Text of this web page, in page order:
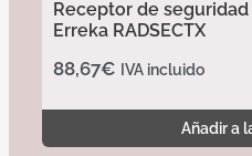
Receptor de seguridad
Erreka RADSECTX
88,67€ IVA incluido
Añadir a